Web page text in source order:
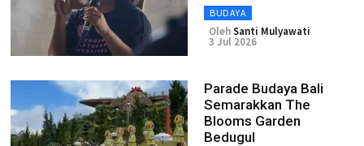
BUDAYA
OlehSanti Mulyawati
3 Jul 2026
Parade Budaya Bali
Semarakkan The
Blooms Garden
Bedugul